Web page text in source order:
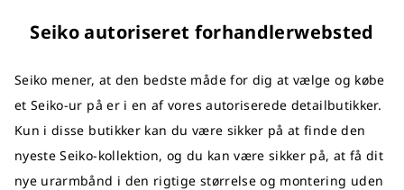
Seiko autoriseret forhandlerwebsted
Seiko mener, at den bedste måde for dig at vælge og købe
et Seiko-ur på er i en af vores autoriserede detailbutikker.
Kun i disse butikker kan du være sikker på at finde den
nyeste Seiko-kollektion, og du kan være sikker på, at få dit
nye urarmbånd i den rigtige størrelse og montering uden